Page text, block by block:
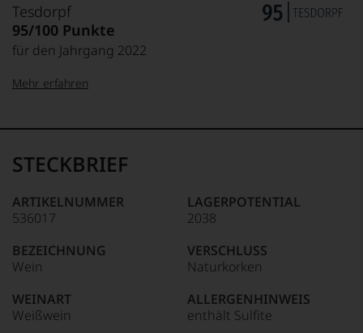
Tesdorpf
95/100 Punkte
für den Jahrgang 2022
95–98 Punkte:
90–94 Punkte:
Name
Tesdorpf
für
»Fine
für
die
edlen
Weine
der
Welt,
Mehr erfahren
STECKBRIEF
ARTIKELNUMMER
536017
BEZEICHNUNG
Wein
WEINART
Weißwein
LAGERPOTENTIAL
2038
VERSCHLUSS
Naturkorken
ALLERGENHINWEIS
enthält Sulfite